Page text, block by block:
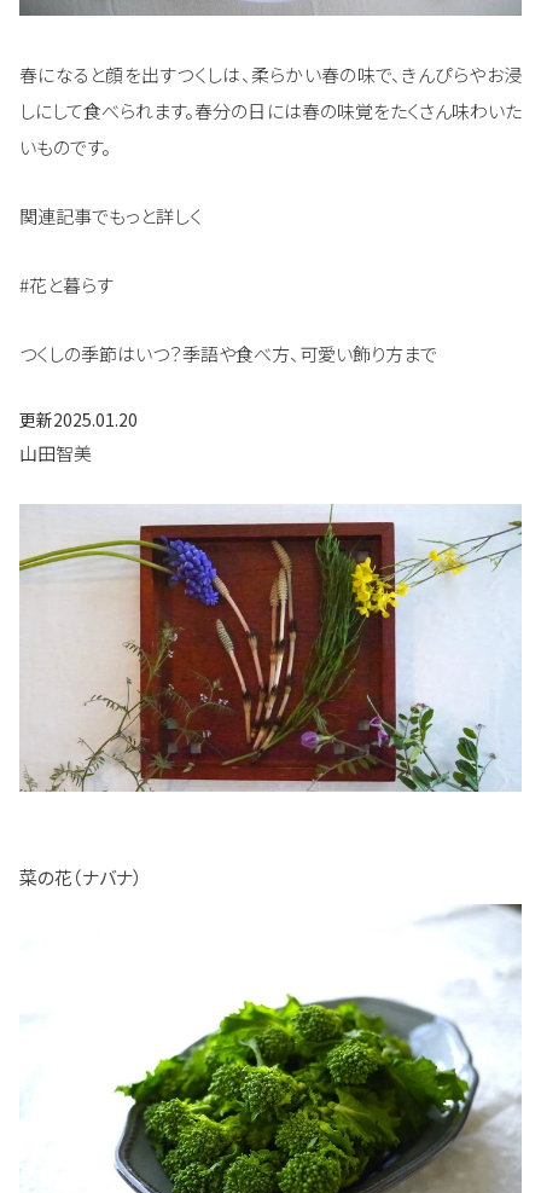
春になると顔を出すつくしは、柔らかい春の味で、きんぴらやお浸
しにして食べられます。春分の日には春の味覚をたくさん味わいた
いものです。
関連記事でもっと詳しく
#花と暮らす
つくしの季節はいつ？季語や食べ方、可愛い飾り方まで
更新2025.01.20
山田智美
菜の花（ナバナ）